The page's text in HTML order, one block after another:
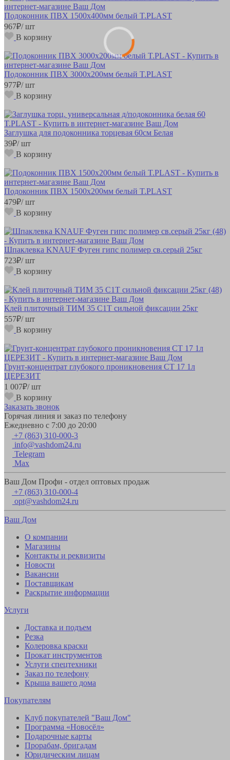
Подоконник ПВХ 1500х400мм белый T.PLAST
967₽/ шт
В корзину
Подоконник ПВХ 3000х200мм белый T.PLAST
977₽/ шт
В корзину
Заглушка для подоконника торцевая 60см Белая
39₽/ шт
В корзину
Подоконник ПВХ 1500х200мм белый T.PLAST
479₽/ шт
В корзину
Шпаклевка KNAUF Фуген гипс полимер св.серый 25кг
723₽/ шт
В корзину
Клей плиточный ТИМ 35 С1Т сильной фиксации 25кг
557₽/ шт
В корзину
Грунт-концентрат глубокого проникновения CT 17 1л
ЦЕРЕЗИТ
1 007₽/ шт
В корзину
Заказать звонок
Горячая линия и заказ по телефону
Ежедневно с 7:00 до 20:00
+7 (863) 310-000-3
info@vashdom24.ru
Telegram
Max
Ваш Дом Профи - отдел оптовых продаж
+7 (863) 310-000-4
opt@vashdom24.ru
Ваш Дом
О компании
Магазины
Контакты и реквизиты
Новости
Вакансии
Поставщикам
Раскрытие информации
Услуги
Доставка и подъем
Резка
Колеровка краски
Прокат инструментов
Услуги спецтехники
Заказ по телефону
Крыша вашего дома
Покупателям
Клуб покупателей "Ваш Дом"
Программа «Новосёл»
Подарочные карты
Прорабам, бригадам
Юридическим лицам